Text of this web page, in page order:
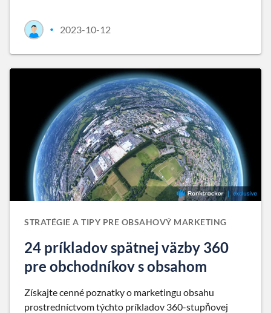
• 2023-10-12
STRATÉGIE A TIPY PRE OBSAHOVÝ MARKETING
24 príkladov spätnej väzby 360
pre obchodníkov s obsahom
Získajte cenné poznatky o marketingu obsahu
prostredníctvom týchto príkladov 360-stupňovej